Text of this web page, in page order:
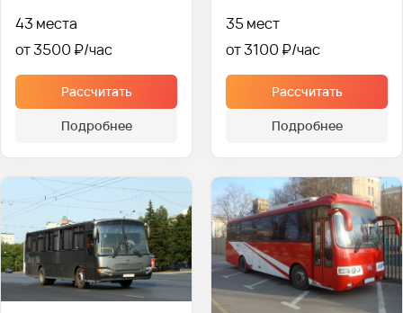
43 места
от 3500 ₽
Рассчитать
Подробнее
35 мест
от 3100 ₽
Рассчитать
Подробнее